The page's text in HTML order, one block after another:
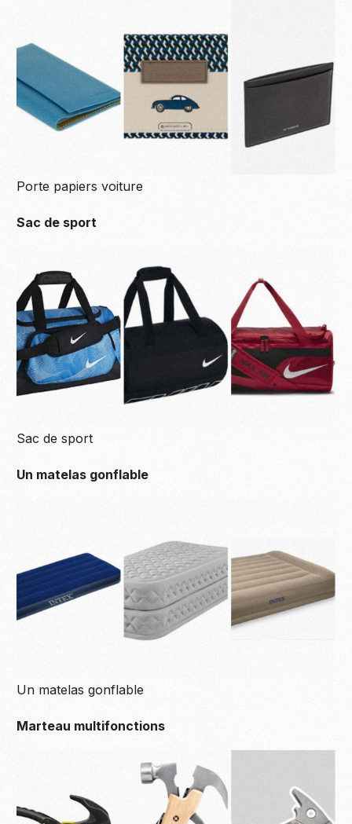
Porte papiers voiture
Sac de sport
Sac de sport
Un matelas gonflable
Un matelas gonflable
Marteau multifonctions